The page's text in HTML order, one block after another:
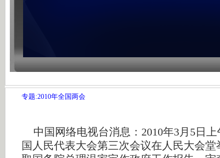
专题:2010年全国两会
中国网络电视台消息：2010年3月5日上
国人民代表大会第三次会议在人民大会